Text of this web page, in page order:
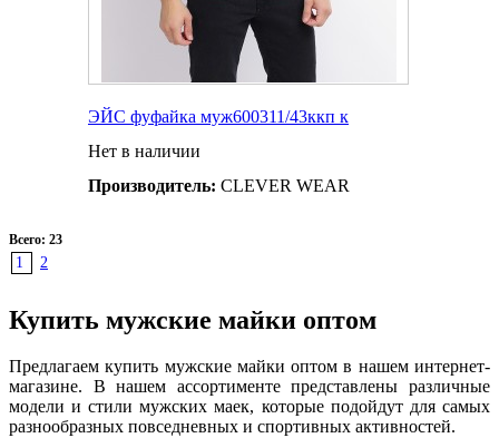
ЭЙС фуфайка муж600311/43ккп к
Нет в наличии
Производитель: CLEVER WEAR
Всего: 23
1 2
Купить мужские майки оптом
Предлагаем купить мужские майки оптом в нашем интернет-
магазине. В нашем ассортименте представлены различные
модели и стили мужских маек, которые подойдут для самых
разнообразных повседневных и спортивных активностей.